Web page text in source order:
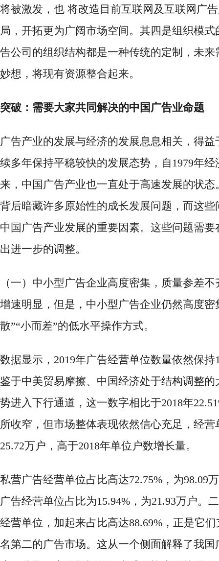
将被激发，也 将改造目前互联网及互联网广
局，开拓更为广阔市场空间。其四是组织模
告公司的组织结构都是一种传统的定制，未来
妙想，将现有资源整合起来。
突破：需要大家共同解决的中国广告业命题
广告产业的发展与经济的发展息息相关，得
续多年保持平稳较快的发展态势，自 1979年
来，中国广告产业也一直处于高速发展的状
背后暗藏许多原始性的成长发展问题，而这些
中国广告产业发展的重要因素。这些问题需要
出进一步的调整。
（一）中小型广告企业高度密集，质量参差不
增速明显，但是，中小型广告企业仍然高度密
散”“小而差”的低水平操作方式。
数据显示， 2019年广告经营单位数量依然保持
鉴于中美贸易摩擦、中国经济处于结构调整的
势进入下行通道，这一数字相比于2018年
所收窄，但市场整体表现依然信心充足，经
25.72万户，高于2018年单位户数增长量。
私营广告经营单位占比高达72.75%，为98.09
广告经营单位占比为15.94%，为21.93万户。
经营单位，加起来占比高达88.69%，正是它
名第二的广告市场。这从一个侧面解释了我国